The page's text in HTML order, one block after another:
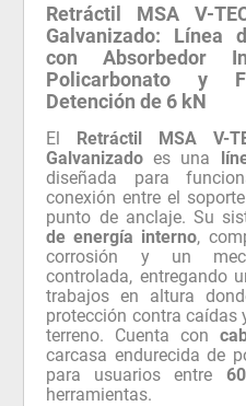
Retráctil MSA V-
Galvanizado: Línea
con Absorbedor
Policarbonato y
Detención de 6 kN
El Retráctil MSA V-
Galvanizado es una
diseñada para
conexión entre el
punto de anclaje. Su
de energía interno,
corrosión y un
controlada, entregando
trabajos en altura
protección contra caídas
terreno. Cuenta con
carcasa endurecida de
para usuarios entre
herramientas.